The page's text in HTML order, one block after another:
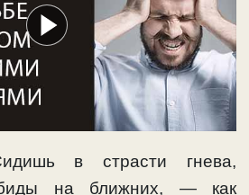
в страсти гнева,
на ближних, — как